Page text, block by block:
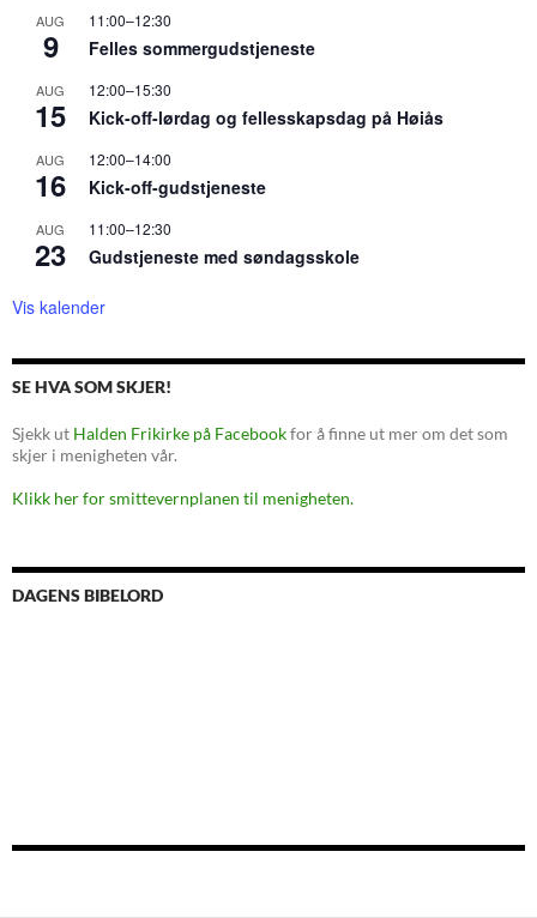
AUG
9
11:00–12:30
Felles sommergudstjeneste
AUG
15
12:00–15:30
Kick-off-lørdag og fellesskapsdag på Høiås
AUG
16
12:00–14:00
Kick-off-gudstjeneste
AUG
23
11:00–12:30
Gudstjeneste med søndagsskole
Vis kalender
SE HVA SOM SKJER!
Sjekk ut Halden Frikirke på Facebookfor å finne ut mer om det som
skjer i menigheten vår.
Klikk her for smittevernplanen til menigheten.
DAGENS BIBELORD